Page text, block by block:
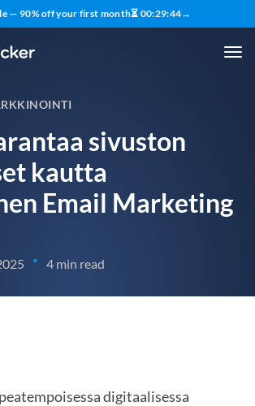
— 90% off your first month⏳ 00:29:43→
sivuston
kautta
Email Marketing
• 4 min read
digitaalisessa